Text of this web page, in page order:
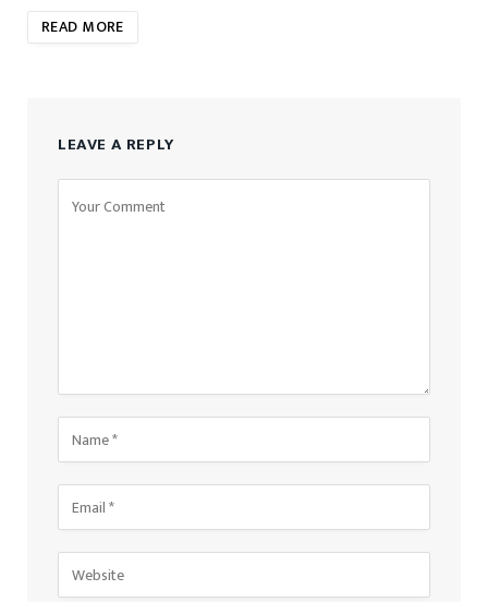
READ MORE
LEAVE A REPLY